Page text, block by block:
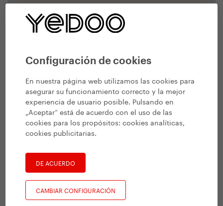
Configuración de cookies
En nuestra página web utilizamos las cookies para
asegurar su funcionamiento correcto y la mejor
experiencia de usuario posible. Pulsando en
„Aceptar“ está de acuerdo con el uso de las
cookies para los propósitos:cookies analíticas,
cookies publicitarias.
DE ACUERDO
CAMBIAR CONFIGURACIÓN